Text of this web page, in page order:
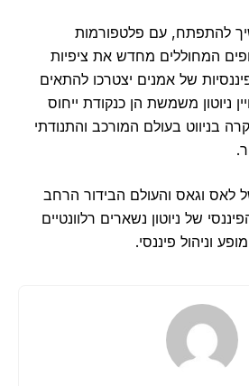
עם פלטפורמות
מחדש את ציפיות
של אמנים יצטרכו להתאים
משמשת הן כנקודת ייחוס
בעולם המורכב והתנודתי
והעולם הבידור הרחב
ניוטון נשארים רלוונטיים
פיננסי.